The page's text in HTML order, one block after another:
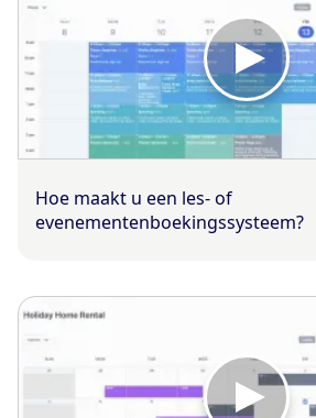
Hoe maakt u een les- of
evenementenboekingssysteem?